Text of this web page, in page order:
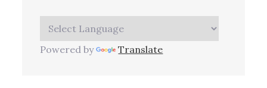
Powered by Translate